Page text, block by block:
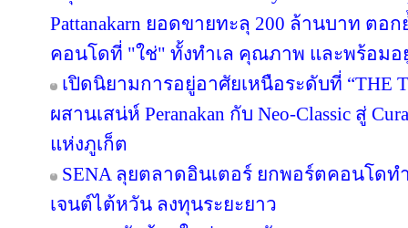
Pattanakarn ยอดขายทะลุ 200 ล้านบาท ต
คอนโดที่ "ใช่" ทั้งทำเล คุณภาพ และพร้อมอ
เปิดนิยามการอยู่อาศัยเหนือระดับที่ “THE
ผสานเสน่ห์ Peranakan กับ Neo-Classic สู่
แห่งภูเก็ต
SENA ลุยตลาดอินเตอร์ ยกพอร์ตคอนโดท
เจนต์ไต้หวัน ลงทุนระยะยาว